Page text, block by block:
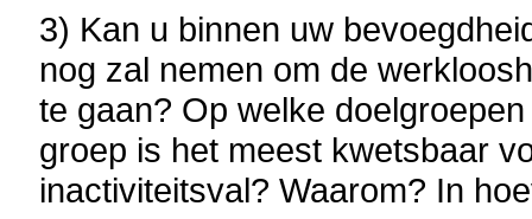
3) Kan u binnen uw
nog zal nemen om de
te gaan? Op welke
groep is het meest kwetsbaar
inactiviteitsval? Waarom? In